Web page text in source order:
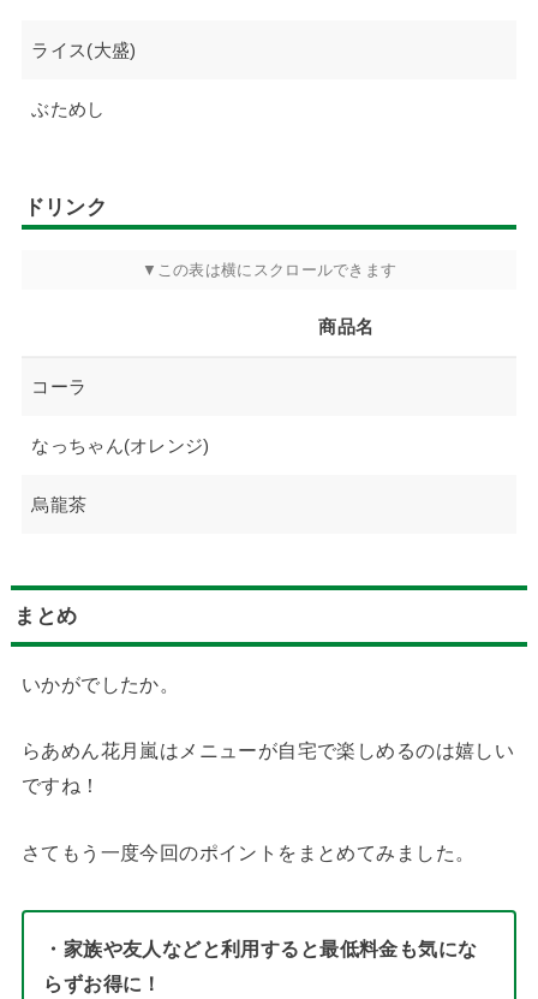
ライス(大盛)
ぶためし
ドリンク
商品名
コーラ
なっちゃん(オレンジ)
烏龍茶
まとめ
いかがでしたか。
らあめん花月嵐はメニューが自宅で楽しめるのは嬉しい
ですね！
さてもう一度今回のポイントをまとめてみました。
・家族や友人などと利用すると最低料金も気にな
らずお得に！